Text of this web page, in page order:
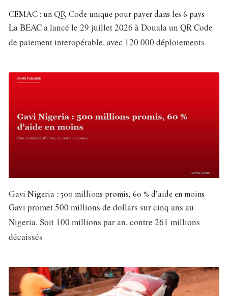
CEMAC : un QR Code unique pour payer dans les 6 pays
La BEAC a lancé le 29 juillet 2026 à Douala un QR Code
de paiement interopérable, avec 120 000 déploiements
Gavi Nigeria : 500 millions promis, 60 % d’aide en moins
Gavi promet 500 millions de dollars sur cinq ans au
Nigeria. Soit 100 millions par an, contre 261 millions
décaissés